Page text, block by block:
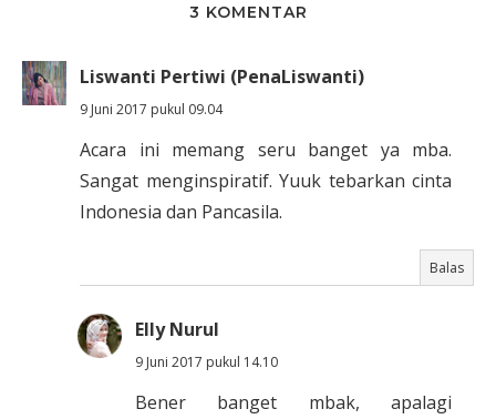
3 KOMENTAR
Liswanti Pertiwi (PenaLiswanti)
9 Juni 2017 pukul 09.04
Acara ini memang seru banget ya mba.
Sangat menginspiratif. Yuuk tebarkan cinta
Indonesia dan Pancasila.
Balas
Elly Nurul
9 Juni 2017 pukul 14.10
Bener banget mbak, apalagi